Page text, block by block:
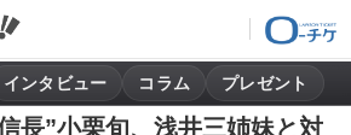
インタビュー コラム プレゼント
長”小栗旬、浅井三姉妹と対